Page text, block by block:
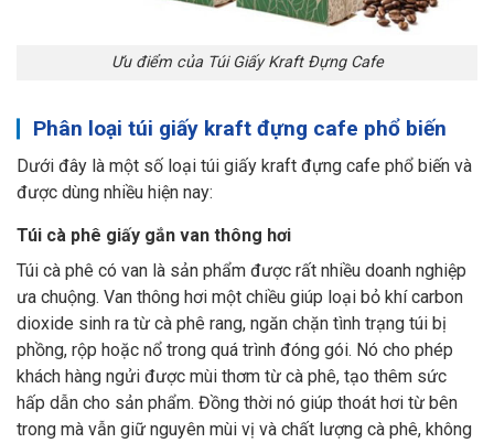
Ưu điểm của Túi Giấy Kraft Đựng Cafe
Phân loại túi giấy kraft đựng cafe phổ biến
Dưới đây là một số loại túi giấy kraft đựng cafe phổ biến và
được dùng nhiều hiện nay:
Túi cà phê giấy gắn van thông hơi
Túi cà phê có van là sản phẩm được rất nhiều doanh nghiệp
ưa chuộng. Van thông hơi một chiều giúp loại bỏ khí carbon
dioxide sinh ra từ cà phê rang, ngăn chặn tình trạng túi bị
phồng, rộp hoặc nổ trong quá trình đóng gói. Nó cho phép
khách hàng ngửi được mùi thơm từ cà phê, tạo thêm sức
hấp dẫn cho sản phẩm. Đồng thời nó giúp thoát hơi từ bên
trong mà vẫn giữ nguyên mùi vị và chất lượng cà phê, không